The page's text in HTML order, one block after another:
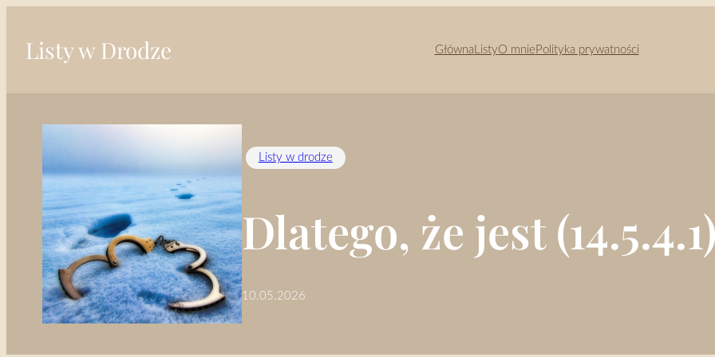
treściListy w Drodze Główna ListyO mnie Polityka prywatności
Listy w drodze
Dlatego, że jest (14.5.4.1)
10.05.2026